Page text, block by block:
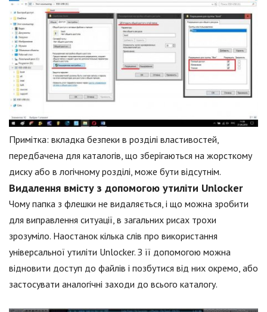
Примітка: вкладка безпеки в розділі властивостей,
передбачена для каталогів, що зберігаються на жорсткому
диску або в логічному розділі, може бути відсутнім.
Видалення вмісту з допомогою утиліти Unlocker
Чому папка з флешки не видаляється, і що можна зробити
для виправлення ситуації, в загальних рисах трохи
зрозуміло. Наостанок кілька слів про використання
універсальної утиліти Unlocker. З її допомогою можна
відновити доступ до файлів і позбутися від них окремо, або
застосувати аналогічні заходи до всього каталогу.